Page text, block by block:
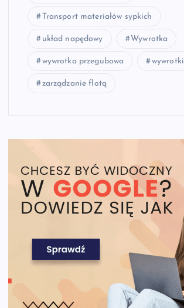
Transport materiałów sypkich
układ napędowy Wywrotka
wywrotka przegubowa wywrotki
zarządzanie flotą